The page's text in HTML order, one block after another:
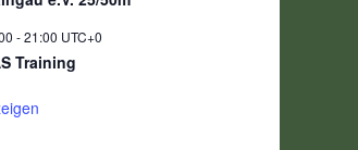
-21:00 UTC+0
Training